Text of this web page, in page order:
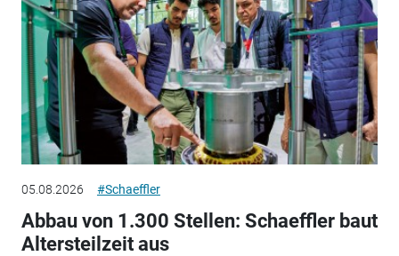
05.08.2026 #Schaeffler
Abbau von 1.300 Stellen: Schaeffler baut
Altersteilzeit aus